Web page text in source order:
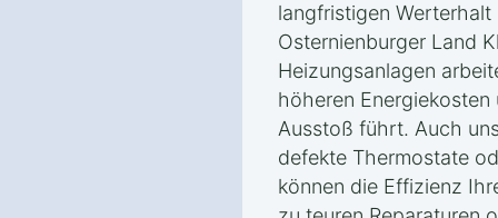
langfristigen Werterhalt
Osternienburger Land
Heizungsanlagen
höheren
Ausstoß führt. Auch
defekte Thermostate
können die Effizienz